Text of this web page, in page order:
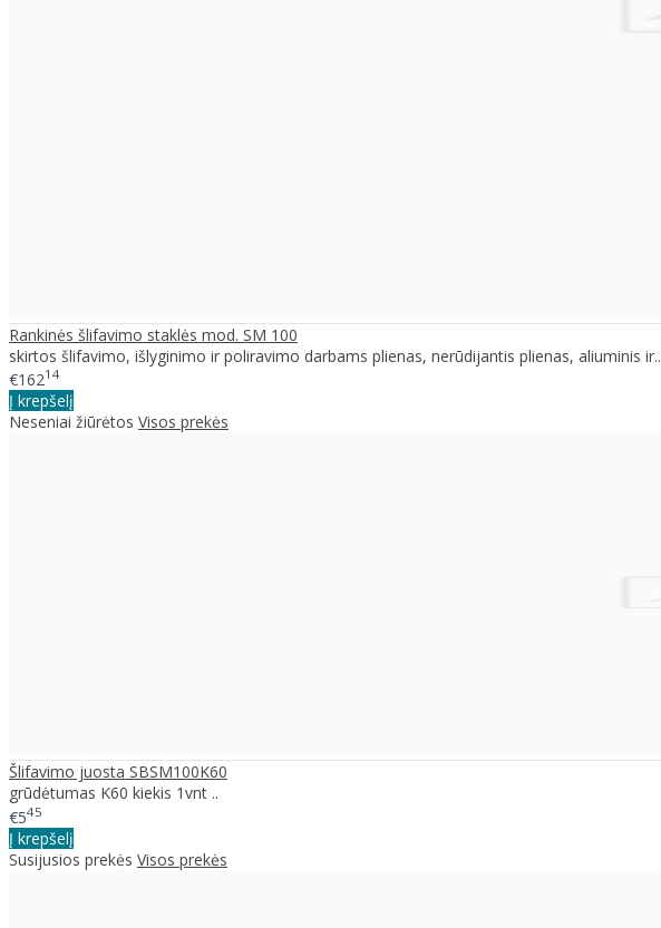
Rankinės šlifavimo staklės mod. SM 100
skirtos šlifavimo, išlyginimo ir poliravimo darbams plienas, nerūdijantis plienas, aliuminis ir..
€16214
Į krepšelį
Neseniai žiūrėtos Visos prekės
Šlifavimo juosta SBSM100K60
grūdėtumas K60 kiekis 1vnt ..
€545
Į krepšelį
Susijusios prekės Visos prekės